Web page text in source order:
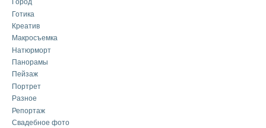
Город
Готика
Креатив
Макросъемка
Натюрморт
Панорамы
Пейзаж
Портрет
Разное
Репортаж
Свадебное фото